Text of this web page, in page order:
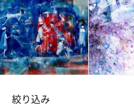
絞り込み